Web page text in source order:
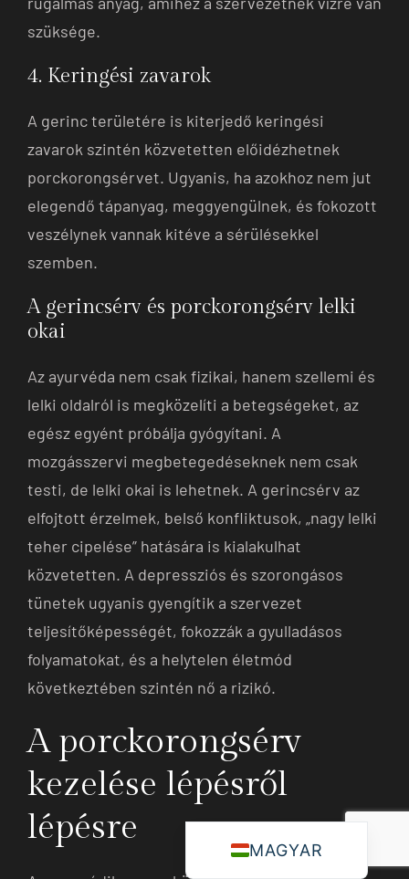
szüksége.
4. Keringési zavarok
A gerinc területére is kiterjedő keringési
zavarok szintén közvetetten előidézhetnek
porckorongsérvet. Ugyanis, ha azokhoz nem jut
elegendő tápanyag, meggyengülnek, és fokozott
veszélynek vannak kitéve a sérülésekkel
szemben.
A gerincsérv és porckorongsérv lelki
okai
Az ayurvéda nem csak fizikai, hanem szellemi és
lelki oldalról is megközelíti a betegségeket, az
egész egyént próbálja gyógyítani. A
mozgásszervi megbetegedéseknek nem csak
testi, de lelki okai is lehetnek. A gerincsérv az
elfojtott érzelmek, belső konfliktusok, „nagy lelki
teher cipelése” hatására is kialakulhat
közvetetten. A depressziós és szorongásos
tünetek ugyanis gyengítik a szervezet
teljesítőképességét, fokozzák a gyulladásos
folyamatokat, és a helytelen életmód
következtében szintén nő a rizikó.
A porckorongsérv
kezelése lépésről
lépésre
MAGYAR